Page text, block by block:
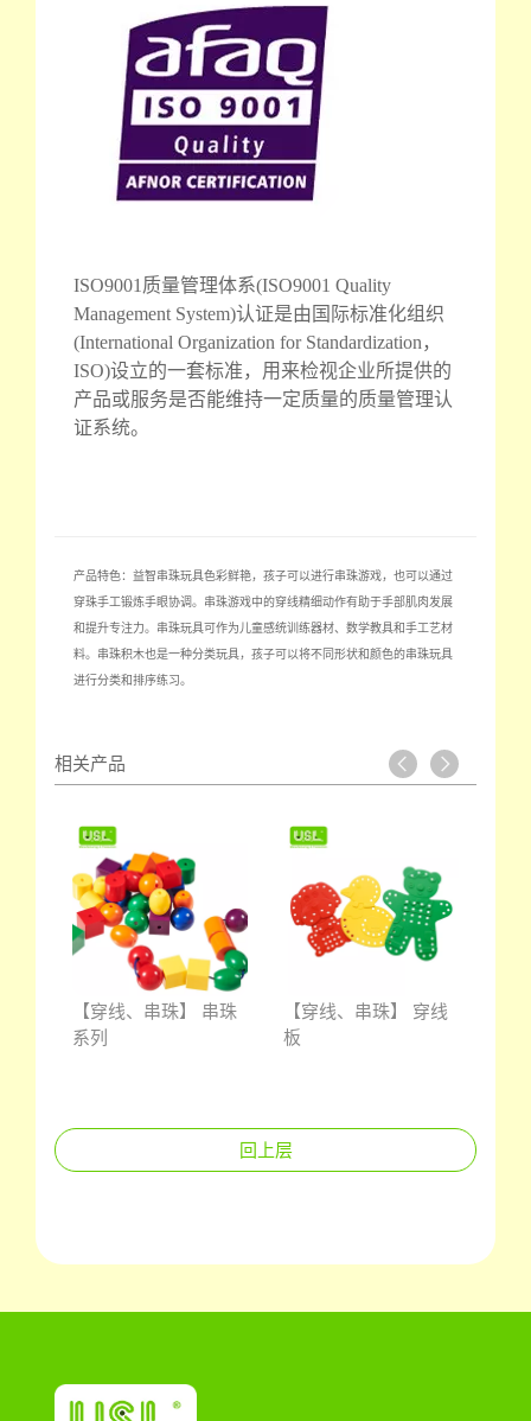
ISO9001质量管理体系(ISO9001 Quality
Management System)认证是由国际标准化组织
(International Organization for Standardization，
ISO)设立的一套标准，用来检视企业所提供的
产品或服务是否能维持一定质量的质量管理认
证系统。
产品特色：益智串珠玩具色彩鲜艳，孩子可以进行串珠游戏，也可以通过
穿珠手工锻炼手眼协调。串珠游戏中的穿线精细动作有助于手部肌肉发展
和提升专注力。串珠玩具可作为儿童感统训练器材、数学教具和手工艺材
料。串珠积木也是一种分类玩具，孩子可以将不同形状和颜色的串珠玩具
进行分类和排序练习。
相关产品
【穿线、串珠】 串珠
系列
【穿线、串珠】 穿线
板
回上层